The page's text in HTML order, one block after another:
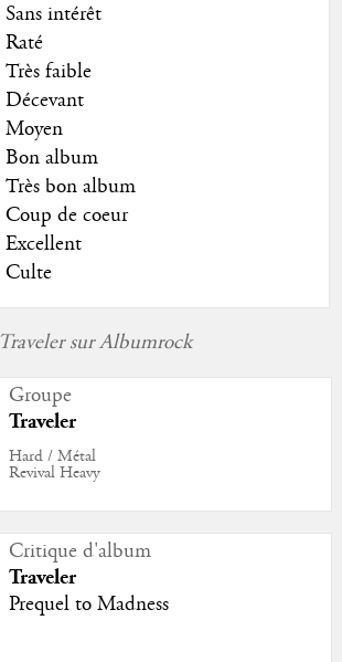
Sans intérêt
Raté
Très faible
Décevant
Moyen
Bon album
Très bon album
Coup de coeur
Excellent
Culte
Traveler sur Albumrock
Groupe
Traveler
Hard / Métal
Revival Heavy
Critique d'album
Traveler
Prequel to Madness